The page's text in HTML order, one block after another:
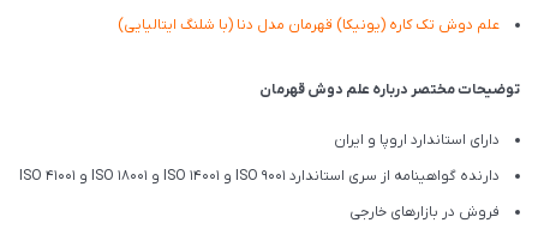
علم دوش تک کاره (یونیکا) قهرمان مدل دنا (با شلنگ ایتالیایی)
توضیحات مختصر درباره علم دوش قهرمان
دارای استاندارد اروپا و ایران
دارنده گواهینامه از سری استاندارد ISO 9001 و ISO 14001 و ISO 18001 و ISO 41001
فروش در بازارهای خارجی